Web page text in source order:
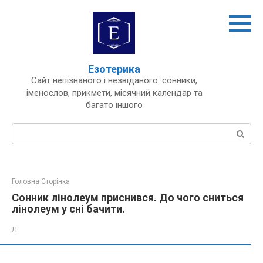
Езотерика
Сайт непізнаного і незвіданого: сонники,
іменослов, прикмети, місячний календар та
багато іншого
Пошук:
Головна Сторінка
Сонник лінолеум приснився. До чого сниться
лінолеум у сні бачити.
Л